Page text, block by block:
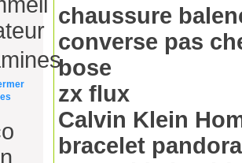
chaussure
converse pas
bose
zx flux
Calvin Klein
bracelet pandora